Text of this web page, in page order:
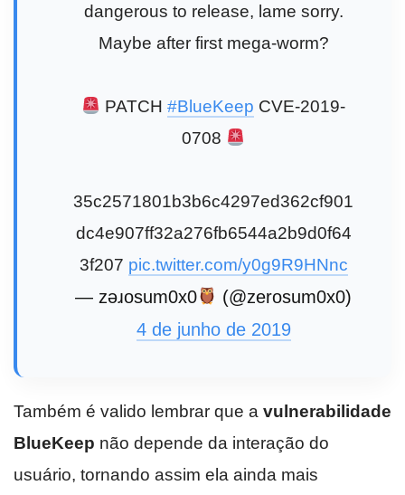
dangerous to release, lame sorry.
Maybe after first mega-worm?
PATCH#BlueKeep CVE-2019-
0708
35c2571801b3b6c4297ed362cf901
dc4e907ff32a276fb6544a2b9d0f64
3f207 pic.twitter.com/y0g9R9HNnc
— zǝɹosum0x0
(@zerosum0x0)
4 de junho de 2019
Também é valido lembrar que a vulnerabilidade
BlueKeep não depende da interação do
usuário, tornando assim ela ainda mais